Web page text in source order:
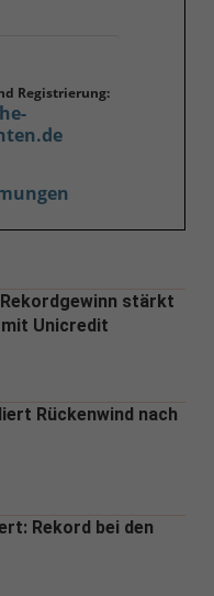
Registrierung:
stärkt
Unicredit
Rückenwind nach
Rekord bei den